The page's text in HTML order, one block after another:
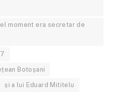
moment era secretar de
Botoșani
și a lui Eduard Mititelu